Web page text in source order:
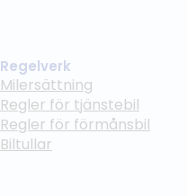
Regelverk
Milersättning
Regler för tjänstebil
Regler för förmånsbil
Biltullar